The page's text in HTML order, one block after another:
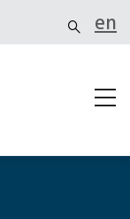
en